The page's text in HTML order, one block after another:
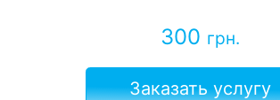
300 грн.
Заказать услугу